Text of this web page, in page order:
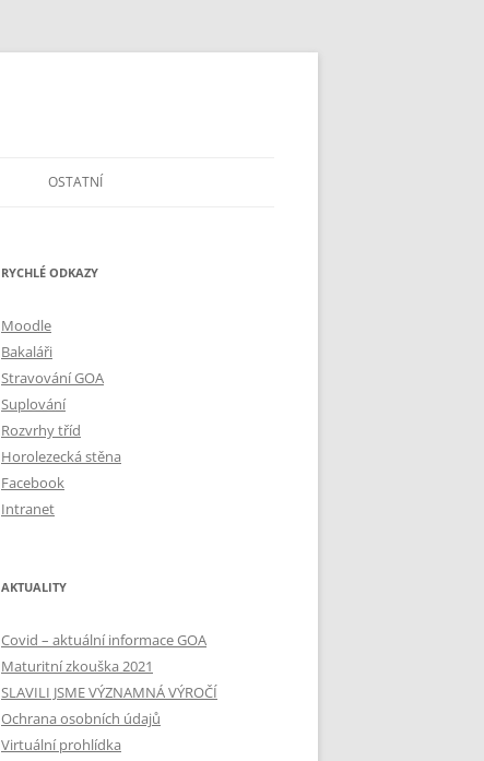
OSTATNÍ
ŠKOLSTVÍ V ČR
RYCHLÉ ODKAZY
Moodle
Bakaláři
Stravování GOA
Suplování
Rozvrhy tříd
Horolezecká stěna
Facebook
Intranet
AKTUALITY
Covid – aktuální informace GOA
Maturitní zkouška 2021
SLAVILI JSME VÝZNAMNÁ VÝROČÍ
Ochrana osobních údajů
Virtuální prohlídka